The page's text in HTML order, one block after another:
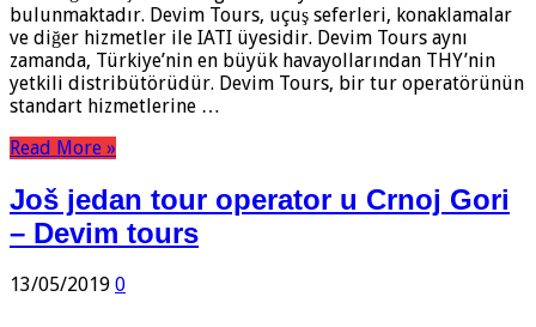
bulunmaktadır. Devim Tours, uçuş seferleri, konaklamalar
ve diğer hizmetler ile IATI üyesidir. Devim Tours aynı
zamanda, Türkiye’nin en büyük havayollarından THY’nin
yetkili distribütörüdür. Devim Tours, bir tur operatörünün
standart hizmetlerine …
Read More »
Još jedan tour operator u Crnoj Gori
– Devim tours
13/05/2019 0